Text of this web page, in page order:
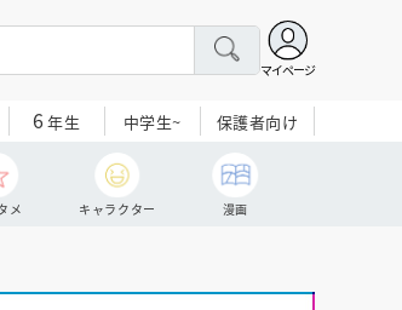
マイページ
6年生 中学生~ 保護者向け
メ キャラクター 漫画